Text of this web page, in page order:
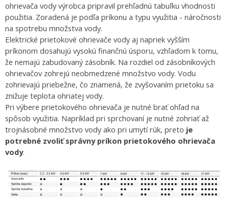
ohrievača vody výrobca pripravil prehľadnú tabuľku vhodnosti
použitia. Zoradená je podľa príkonu a typu využitia - náročnosti
na spotrebu množstva vody.
Elektrické prietokové ohrievače vody aj napriek vyšším
príkonom dosahujú vysokú finančnú úsporu, vzhľadom k tomu,
že nemajú zabudovaný zásobník. Na rozdiel od zásobníkových
ohrievačov zohrejú neobmedzené množstvo vody. Vodu
zohrievajú priebežne, čo znamená, že zvyšovaním prietoku sa
znižuje teplota ohriatej vody.
Pri výbere prietokového ohrievača je nutné brať ohľad na
spôsob využitia. Napríklad pri sprchovaní je nutné zohriať až
trojnásobné množstvo vody ako pri umytí rúk, preto je
potrebné zvoliť správny príkon prietokového ohrievača
vody.